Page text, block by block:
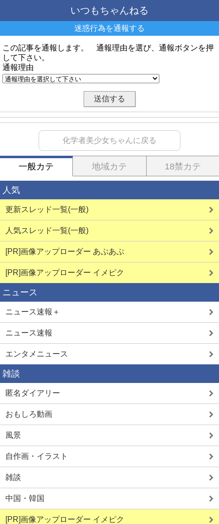
いつもちゃんねる
迷惑行為を通報する
この記事を通報します。 通報理由を選び、通報ボタンを押
して下さい。
通報理由
化学者美少女ちゃんに戻る
一般カテ 地域カテ 18禁カテ
人気
更新スレッド一覧(一般)
人気スレッド一覧(一般)
[PR]画像アップローダー あぷあぷ
[PR]画像アップローダー イメピク
ニュース
ニュース速報＋
ニュース速報
エンタメニュース
雑談
匿名ダイアリー
おもしろ動画
風景
自作画・イラスト
雑談
中国・韓国
[PR]画像アップローダー イメピク